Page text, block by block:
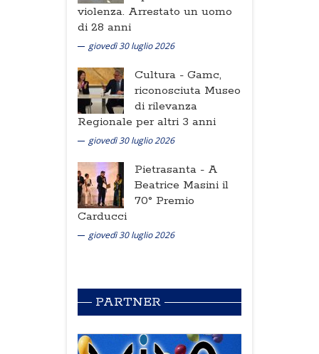
violenza. Arrestato un uomo
di 28 anni
giovedì 30 luglio 2026
Cultura - Gamc,
riconosciuta Museo
di rilevanza
Regionale per altri 3 anni
giovedì 30 luglio 2026
Pietrasanta - A
Beatrice Masini il
70° Premio
Carducci
giovedì 30 luglio 2026
PARTNER